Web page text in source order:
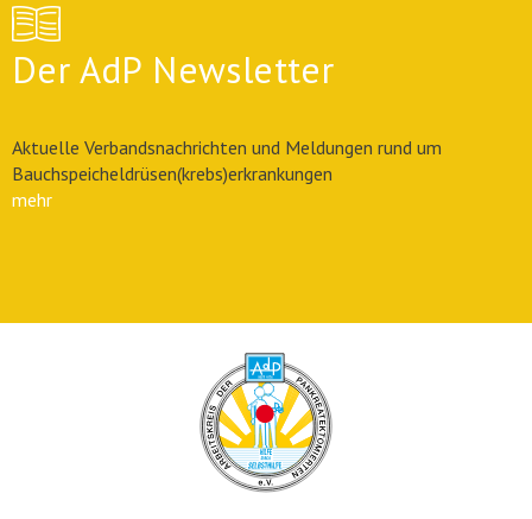
Der AdP Newsletter
Aktuelle Verbandsnachrichten und Meldungen rund um
Bauchspeicheldrüsen(krebs)erkrankungen
mehr